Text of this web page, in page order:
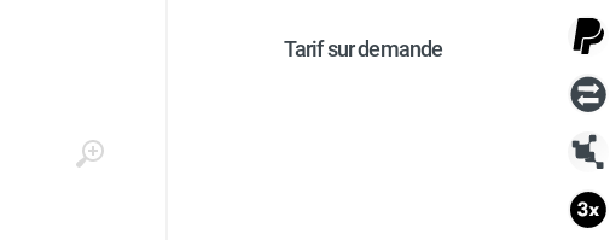
Tarif sur demande